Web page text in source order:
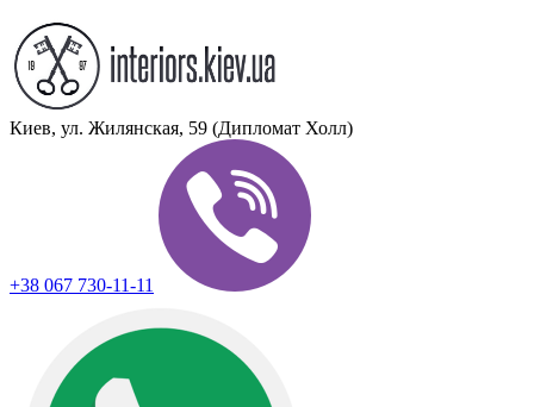
Киев, ул. Жилянская, 59 (Дипломат Холл)
+38 067 730-11-11